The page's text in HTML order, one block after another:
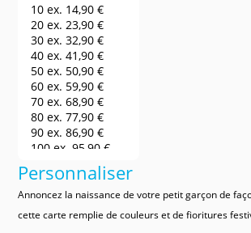
10 ex. 14,90 €
20 ex.23,90 €
30 ex.32,90 €
40 ex.41,90 €
50 ex. 50,90 €
60 ex. 59,90 €
70 ex.68,90 €
80 ex.77,90 €
90 ex.86,90 €
100 ex.95,90 €
140,90 €
200 ex.185,90 €
250 ex. 230,90 €
300 ex.
275,90 €
320,90 €
Personnaliser
Annoncez la naissance de votre petit garçon de
cette carte remplie de couleurs et de fioritures